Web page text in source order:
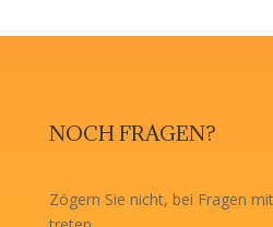
NOCH FRAGEN?
Zögern Sie nicht, bei Fragen